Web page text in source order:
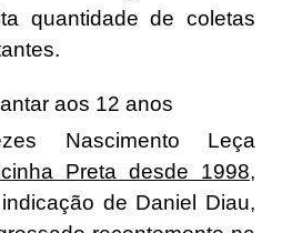
quantidade de coletas
aos 12 anos
Nascimento Leça
Preta desde 1998,
de Daniel Diau,